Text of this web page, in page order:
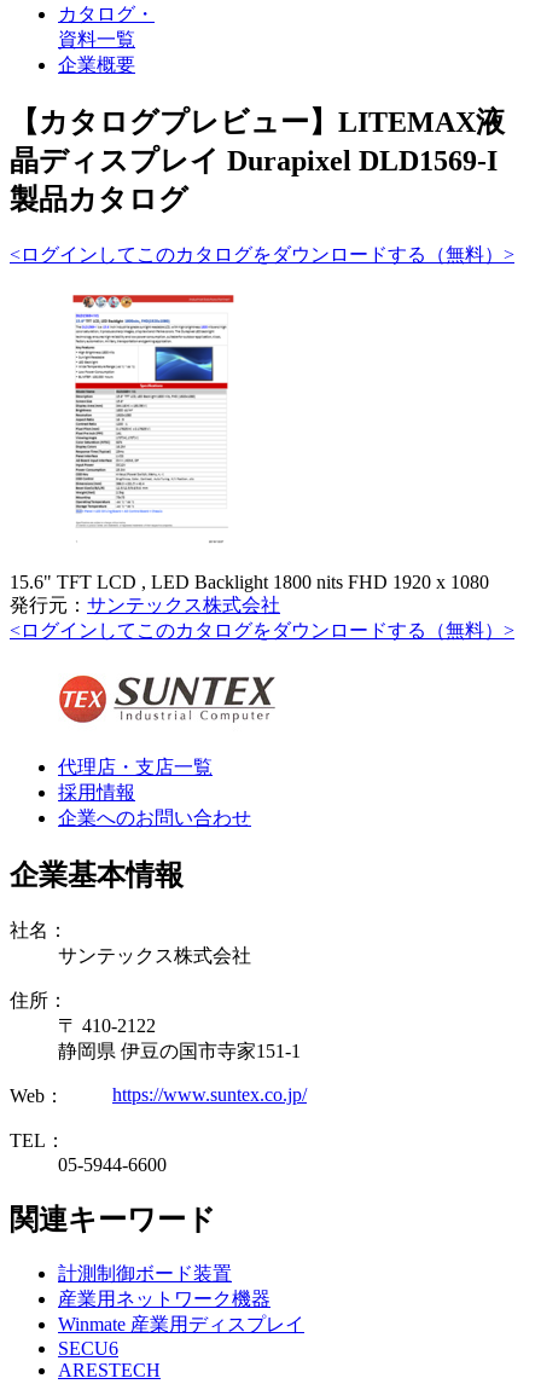
カタログ・
資料一覧
企業概要
【カタログプレビュー】LITEMAX液
晶ディスプレイ Durapixel DLD1569-I
製品カタログ
<ログインしてこのカタログをダウンロードする（無料）>
15.6" TFT LCD , LED Backlight 1800 nits FHD 1920 x 1080
発行元： サンテックス株式会社
<ログインしてこのカタログをダウンロードする（無料）>
代理店・支店一覧
採用情報
企業へのお問い合わせ
企業基本情報
社名：
サンテックス株式会社
住所：
〒 410-2122
静岡県 伊豆の国市寺家151-1
Web： https://www.suntex.co.jp/
TEL：
05-5944-6600
関連キーワード
計測制御ボード装置
産業用ネットワーク機器
Winmate 産業用ディスプレイ
SECU6
ARESTECH